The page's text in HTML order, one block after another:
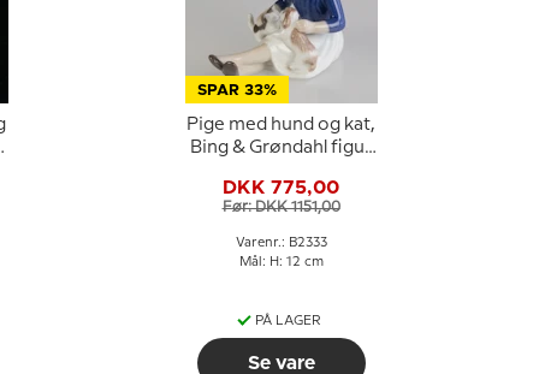
SPAR 33%
Pige med hund og kat,
Bing & Grøndahl figur
DKK 775,00
Før: DKK 1151,00
Varenr.: B2333
Mål: H: 12 cm
PÅ LAGER
Se vare